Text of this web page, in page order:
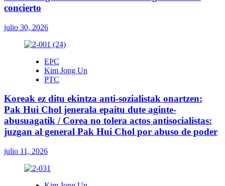
concierto
julio 30, 2026
EPC
Kim Jong Un
PTC
Koreak ez ditu ekintza anti-sozialistak onartzen:
Pak Hui Chol jenerala epaitu dute aginte-
abusuagatik / Corea no tolera actos antisocialistas:
juzgan al general Pak Hui Chol por abuso de poder
julio 11, 2026